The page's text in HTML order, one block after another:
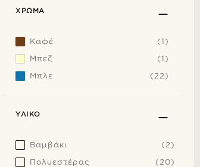
ΧΡΏΜΑ
Καφέ
(1)
Μπεζ
(1)
Μπλε
(22)
ΥΛΙΚΌ
Βαμβάκι
(2)
Πολυεστέρας
(20)